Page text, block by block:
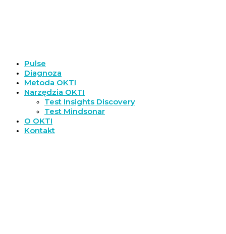
Pulse
Diagnoza
Metoda OKTI
Narzędzia OKTI
Test Insights Discovery
Test Mindsonar
O OKTI
Kontakt